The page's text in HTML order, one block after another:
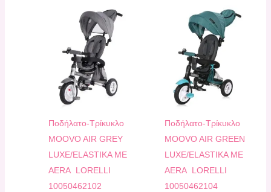
Ποδήλατο-Τρίκυκλο
MOOVO AIR GREY
LUXE/ELASTIKA ME
AERA LORELLI
10050462102
Ποδήλατο-Τρίκυκλο
MOOVO AIR GREEN
LUXE/ELASTIKA ME
AERA LORELLI
10050462104